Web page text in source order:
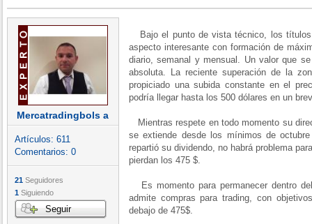
Mercatradingbols a
Artículos: 611
Comentarios: 0
21 Seguidores
1 Siguiendo
Seguir
Bajo el punto de vista técnico, los títulos
aspecto interesante con formación de
diario, semanal y mensual. Un valor que
absoluta. La reciente superación de la
propiciado una subida constante en el
podría llegar hasta los 500 dólares en un
Mientras respete en todo momento su
se extiende desde los mínimos de
repartió su dividendo, no habrá problema
pierdan los 475 $.
Es momento para permanecer dentro
admite compras para trading, con
debajo de 475$.